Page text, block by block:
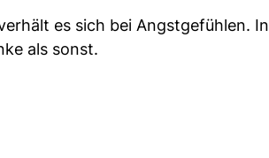
es sich bei Angstgefühlen. In
als sonst.